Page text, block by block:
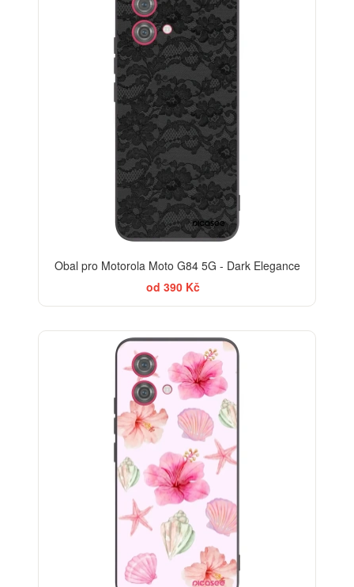
Obal pro Motorola Moto G84 5G - Dark Elegance
od 390 Kč